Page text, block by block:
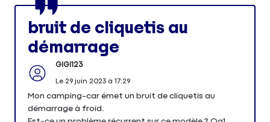
bruit de cliquetis au
démarrage
GiGi123
Le 29 juin 2023à 17:29
Mon camping-car émet un bruit de cliquetis au
démarrage à froid.